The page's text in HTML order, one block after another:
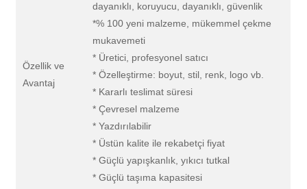
Özellik ve
Avantaj
dayanıklı, koruyucu, dayanıklı, güvenlik
*% 100 yeni malzeme, mükemmel çekme
mukavemeti
* Üretici, profesyonel satıcı
* Özelleştirme: boyut, stil, renk, logo vb.
* Kararlı teslimat süresi
* Çevresel malzeme
* Yazdırılabilir
* Üstün kalite ile rekabetçi fiyat
* Güçlü yapışkanlık, yıkıcı tutkal
* Güçlü taşıma kapasitesi